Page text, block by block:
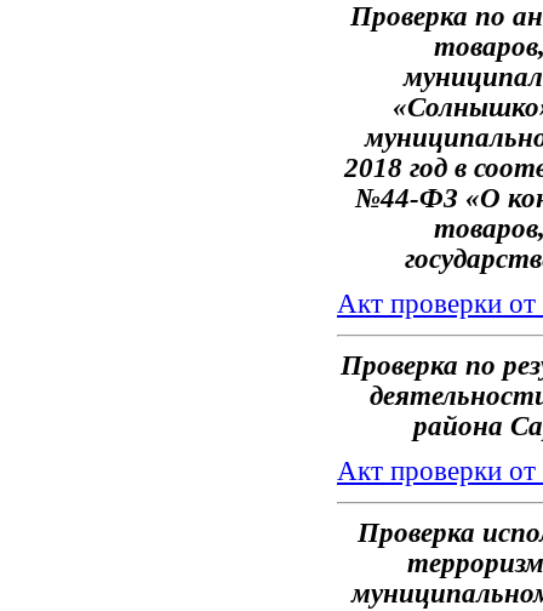
Проверка по
2018 год в
№44-ФЗ «О
Акт проверки
Проверка по
района
Акт проверки
Проверка